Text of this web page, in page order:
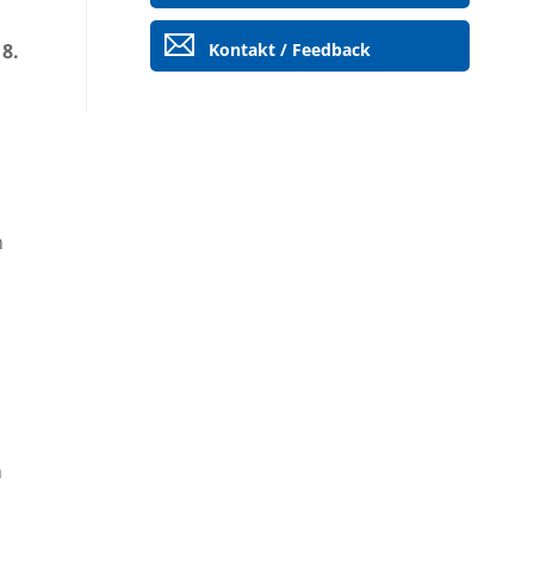
Kontakt / Feedback